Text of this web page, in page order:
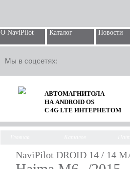
О NaviPilot Каталог Новости
Мы в соцсетях:
АВТОМАГНИТОЛА
НА ANDROID OS
С 4G LTE ИНТЕРНЕТОМ
NaviPilot DROID 14 / 14